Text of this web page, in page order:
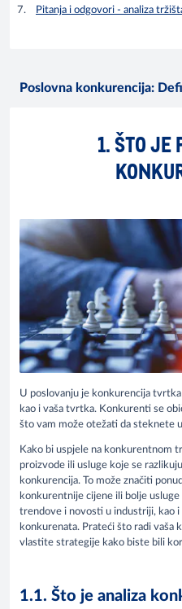
Pitanja i odgovori - analiza
Poslovna konkurencija:
1. ŠTO JE
U poslovanju je konkurencija
kao i vaša tvrtka. Konkurenti se
što vam može otežati da steknete
Kako bi uspjele na konkurentnom
proizvode ili usluge koje se
konkurencija. To može značiti
konkurentnije cijene ili bolje
trendove i novosti u industriji, kao
konkurenata. Prateći što radi vaša
vlastite strategije kako biste bili
1.1. Što je analiza